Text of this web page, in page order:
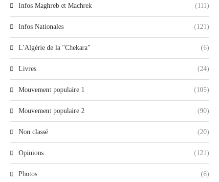
Infos Maghreb et Machrek (111)
Infos Nationales (121)
L'Algérie de la "Chekara" (6)
Livres (24)
Mouvement populaire 1 (105)
Mouvement populaire 2 (90)
Non classé (20)
Opinions (121)
Photos (6)